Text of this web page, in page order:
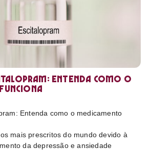
Entenda como o
Entenda como o medicamento
mais prescritos do mundo devido à
da depressão e ansiedade